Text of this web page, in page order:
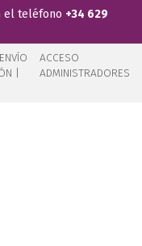
el teléfono +34 629
|
ACCESO
ADMINISTRADORES